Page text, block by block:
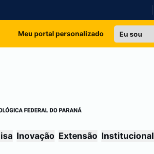
Meu portal personalizado
Inovação Extensão Institucional